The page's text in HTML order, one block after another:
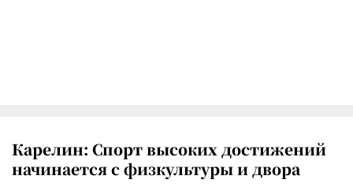
Карелин: Спорт высоких достижений
начинается с физкультуры и двора